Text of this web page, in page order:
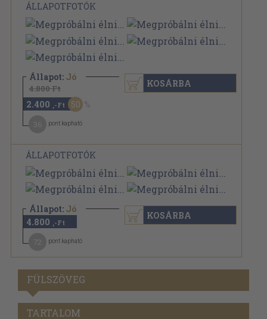
ÁLLAPOTFOTÓK
Állapot: Jó
4.800 Ft
2.400 ,-Ft 50
pont kapható
KOSÁRBA
ÁLLAPOTFOTÓK
Állapot: Jó
4.800 ,-Ft
pont kapható
KOSÁRBA
FÜLSZÖVEG
TARTALOM